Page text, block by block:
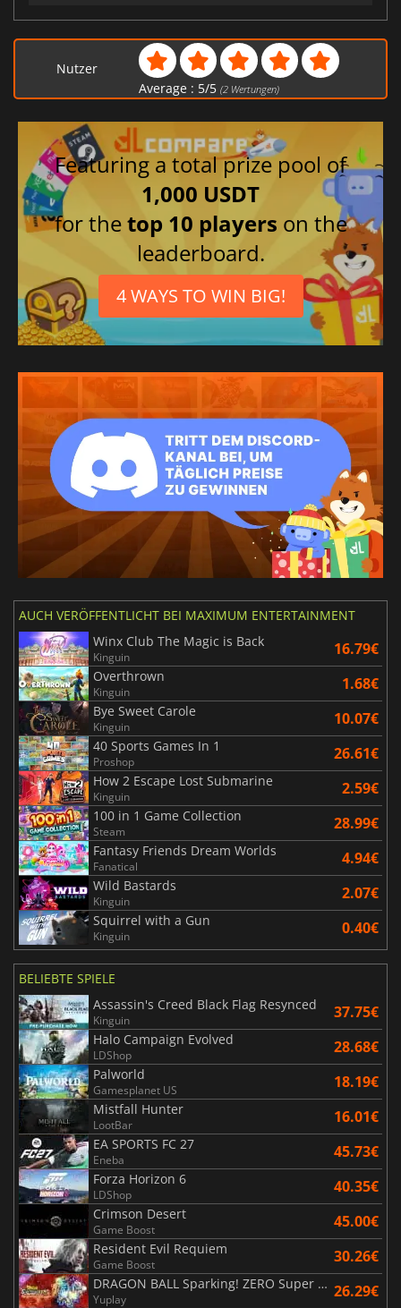
Nutzer
Average : 5/5 (2Wertungen)
Featuring a total prize pool of
1,000 USDT
for thetop 10 players on the
leaderboard.
4 WAYS TO WIN BIG!
AUCH VERÖFFENTLICHT BEI MAXIMUM ENTERTAINMENT
Winx Club The Magic is Back
Kinguin 16.79€
Overthrown
Kinguin 1.68€
Bye Sweet Carole
Kinguin 10.07€
40 Sports Games In 1
Proshop 26.61€
How 2 Escape Lost Submarine
Kinguin 2.59€
100 in 1 Game Collection
Steam 28.99€
Fantasy Friends Dream Worlds
Fanatical 4.94€
Wild Bastards
Kinguin 2.07€
Squirrel with a Gun
Kinguin 0.40€
BELIEBTE SPIELE
Assassin's Creed Black Flag Resynced
Kinguin 37.75€
Halo Campaign Evolved
LDShop 28.68€
Palworld
Gamesplanet US 18.19€
Mistfall Hunter
LootBar 16.01€
EA SPORTS FC 27
Eneba 45.73€
Forza Horizon 6
LDShop 40.35€
Crimson Desert
Game Boost 45.00€
Resident Evil Requiem
Game Boost 30.26€
DRAGON BALL Sparking! ZERO Super Limit Breaking NEO
Yuplay 26.29€